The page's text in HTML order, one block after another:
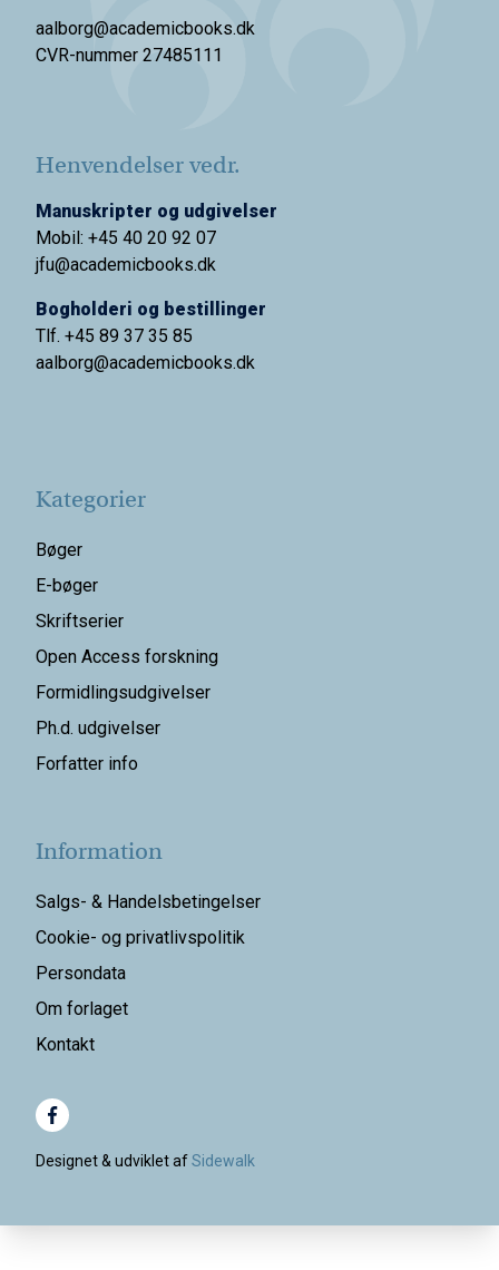
aalborg@academicbooks.dk
CVR-nummer 27485111
Henvendelser vedr.
Manuskripter og udgivelser
Mobil: +45 40 20 92 07
jfu@academicbooks.dk
Bogholderi og bestillinger
Tlf. +45 89 37 35 85
aalborg@academicbooks.dk
Kategorier
Bøger
E-bøger
Skriftserier
Open Access forskning
Formidlingsudgivelser
Ph.d. udgivelser
Forfatter info
Information
Salgs- & Handelsbetingelser
Cookie- og privatlivspolitik
Persondata
Om forlaget
Kontakt
Designet & udviklet afSidewalk